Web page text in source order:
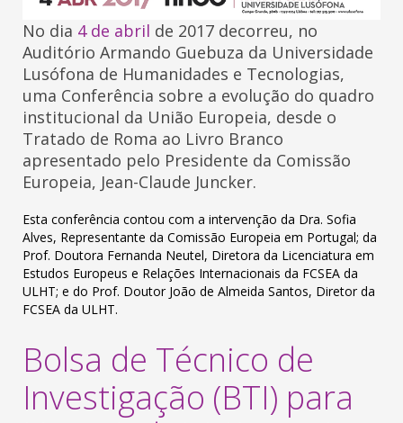
No dia 4 de abril de 2017 decorreu, no
Auditório Armando Guebuza da Universidade
Lusófona de Humanidades e Tecnologias,
uma Conferência sobre a evolução do quadro
institucional da União Europeia, desde o
Tratado de Roma ao Livro Branco
apresentado pelo Presidente da Comissão
Europeia, Jean-Claude Juncker.
Esta conferência contou com a intervenção da Dra. Sofia
Alves, Representante da Comissão Europeia em Portugal; da
Prof. Doutora Fernanda Neutel, Diretora da Licenciatura em
Estudos Europeus e Relações Internacionais da FCSEA da
ULHT; e do Prof. Doutor João de Almeida Santos, Diretor da
FCSEA da ULHT.
Bolsa de Técnico de
Investigação (BTI) para